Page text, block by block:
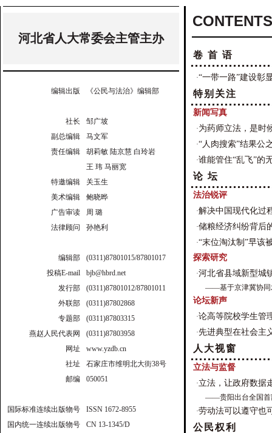
河北省人大常委会主管主办
编辑出版 《公民与法治》编辑部
社长
邹广坡
副总编辑
马文军
责任编辑
胡莉敏 陆京慧 白玲岩
王 玮 马丽宽
特邀编辑
关玉生
美术编辑
鲍晓晔
广告审读
周 璐
法律顾问
孙艳利
编辑部
(0311)87801015/87801017
投稿E-mail
bjb@hbrd.net
发行部
(0311)87801012/87801011
外联部
(0311)87802868
专题部
(0311)87803315
燕赵人民代表网
(0311)87803958
网址
www.yzdb.cn
社址
石家庄市维明北大街38号
邮编
050051
国际标准连续出版物号
ISSN 1672-8955
国内统一连续出版物号
CN 13-1345/D
卷 首 语
·“一带一路”建设彰
特别关注
新闻写真
·为药师立法，是时
·“人肉搜索”结果公
·谁能管住“乱飞”的
论 坛
法治锐评
·解决中国现代化过
·储粮经济纠纷背后
·“末位淘汰制”早该
探索研究
·河北省县域新型城
——基于京津冀协同
论坛新声
·论高等院校学生管
·先进典型在社会主
人大视窗
立法与监督
·立法，让政府数据
——贵阳出台全国首
·劳动法可以遵守也
公民权利